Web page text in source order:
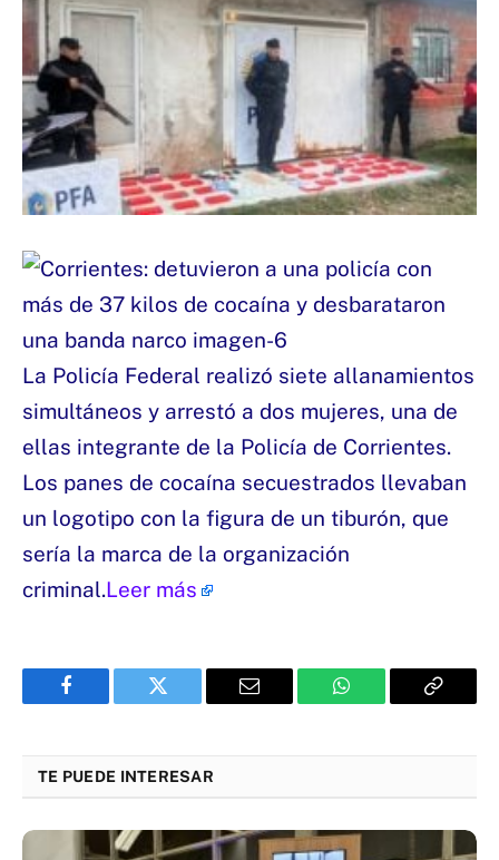
La Policía Federal realizó siete allanamientos
simultáneos y arrestó a dos mujeres, una de
ellas integrante de la Policía de Corrientes.
Los panes de cocaína secuestrados llevaban
un logotipo con la figura de un tiburón, que
sería la marca de la organización
criminal.Leer más
Facebook Twitter Email WhatsApp Copy
TE PUEDE INTERESAR